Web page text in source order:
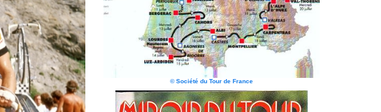
© Société du Tour de France